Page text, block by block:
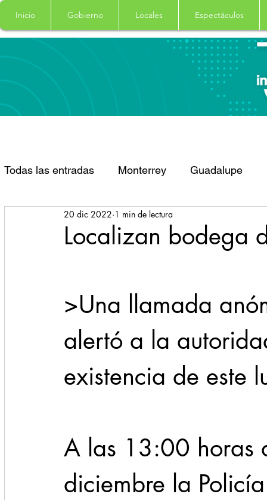
Inicio Gobierno Locales Espectáculos
Todas las entradas Monterrey Guadalupe
Santa Catarina San Pedro Garza Garcia
Cadereyta Estado Locales Evidencia
Localizan bodega
20 dic 2022 1 min de lectura
>Una llamada
alertó a la
existencia de
A las 13:00 horas
diciembre la